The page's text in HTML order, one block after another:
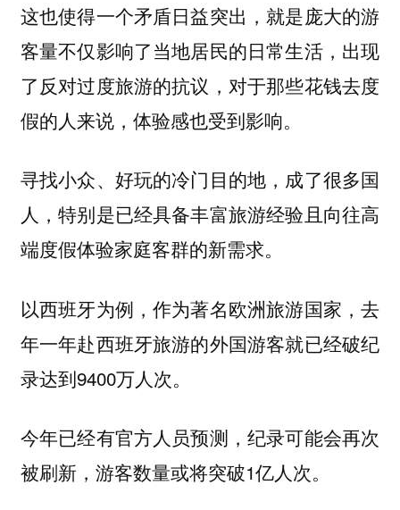
这也使得一个矛盾日益突出，就是庞大的游
客量不仅影响了当地居民的日常生活，出现
了反对过度旅游的抗议，对于那些花钱去度
假的人来说，体验感也受到影响。
寻找小众、好玩的冷门目的地，成了很多国
人，特别是已经具备丰富旅游经验且向往高
端度假体验家庭客群的新需求。
以西班牙为例，作为著名欧洲旅游国家，去
年一年赴西班牙旅游的外国游客就已经破纪
录达到9400万人次。
今年已经有官方人员预测，纪录可能会再次
被刷新，游客数量或将突破1亿人次。